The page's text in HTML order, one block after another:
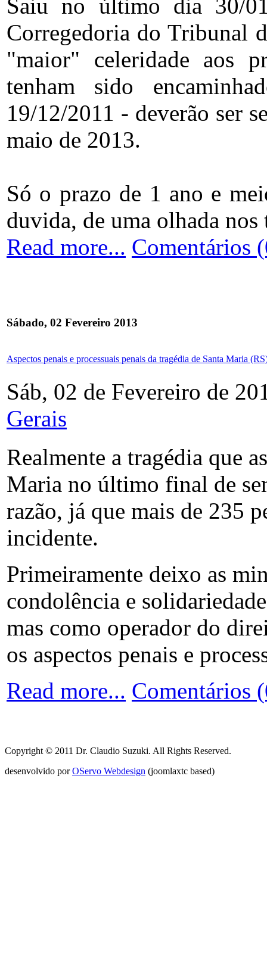
Saiu no último dia 30/
Corregedoria do Tribunal
"maior" celeridade aos
tenham sido
19/12/2011 - deverão ser
maio de 2013.
Só o prazo de 1 ano e
duvida, de uma olhada
Read more... Comentários
Sábado, 02 Fevereiro 2013
Aspectos penais e processuais penais da tragédia de Santa Maria
Sáb, 02 de Fevereiro de
Gerais
Realmente a tragédia que
Maria no último final de
razão, já que mais de 235
incidente.
Primeiramente deixo as
condolência e
mas como operador do
os aspectos penais e
Read more... Comentários
Copyright © 2011 Dr. Claudio Suzuki. All Rights Reserved.
desenvolvido porOServo Webdesign (joomlaxtc based)